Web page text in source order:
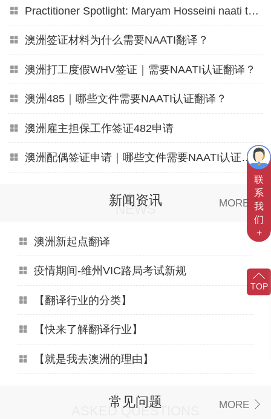
Practitioner Spotlight: Maryam Hosseini naati translation
澳洲签证材料为什么需要NAATI翻译？
澳洲打工度假WHV签证｜需要NAATI认证翻译？
澳洲485｜哪些文件需要NAATI认证翻译？
澳洲雇主担保工作签证482申请
澳洲配偶签证申请｜哪些文件需要NAATI认证翻译？
新闻资讯
NEWS MORE
澳洲新起点翻译
疫情期间-维州VIC路局考试新规
【翻译行业的分类】
【快来了解翻译行业】
【就是我去澳洲的理由】
常见问题
ASKED QUESTIONS MORE
联
系
我
们
+
TOP